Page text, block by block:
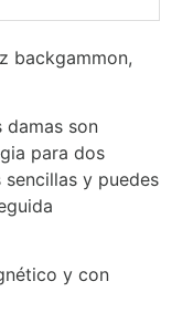
backgammon,
damas son
para dos
y puedes
y con